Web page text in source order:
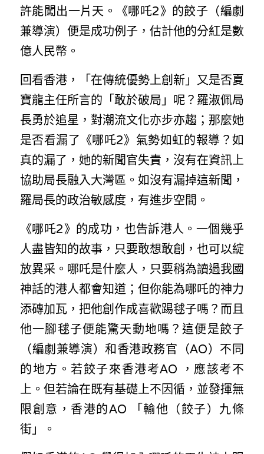
莊豪鋒專欄
香港科技專上書院｜專欄
許能闖出一片天。《哪吒2》的餃子（編劇
兼導演）便是成功例子，估計他的分紅是數
億人民幣。
回看香港，「在傳統優勢上創新」又是否夏
寶龍主任所言的「敢於破局」呢？羅淑佩局
長勇於追星，對潮流文化亦步亦趨；那麼她
是否看漏了《哪吒2》氣勢如虹的報導？如
真的漏了，她的新聞官失責，沒有在資訊上
協助局長融入大灣區。如沒有漏掉這新聞，
羅局長的政治敏感度，有進步空間。
《哪吒2》的成功，也告訴港人。一個幾乎
人盡皆知的故事，只要敢想敢創，也可以綻
放異采。哪吒是什麼人，只要稍為讀過我國
神話的港人都會知道；但你能為哪吒的神力
添磚加瓦，把他創作成喜歡踢毬子嗎？而且
他一腳毬子便能驚天動地嗎？這便是餃子
（編劇兼導演）和香港政務官（AO）不同
的地方。若餃子來香港考AO ，應該考不
上。但若論在既有基礎上不因循，並發揮無
限創意，香港的AO 「輸他（餃子）九條
街」。